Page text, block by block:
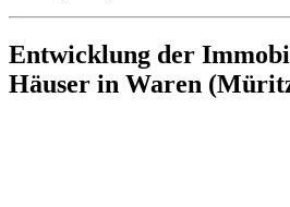
Entwicklung der
Häuser in Waren